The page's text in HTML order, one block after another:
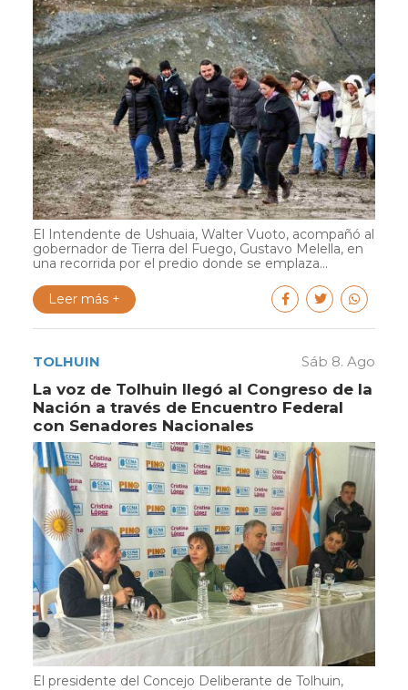
El Intendente de Ushuaia, Walter Vuoto, acompañó al
gobernador de Tierra del Fuego, Gustavo Melella, en
una recorrida por el predio donde se emplaza...
Leer más +
TOLHUIN Sáb 8. Ago
La voz de Tolhuin llegó al Congreso de la
Nación a través de Encuentro Federal
con Senadores Nacionales
El presidente del Concejo Deliberante de Tolhuin,